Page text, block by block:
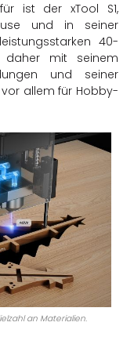
ist der xTool S1,
und in seiner
40-
daher mit seinem
und seiner
vor allem für Hobby-
an Materialien.